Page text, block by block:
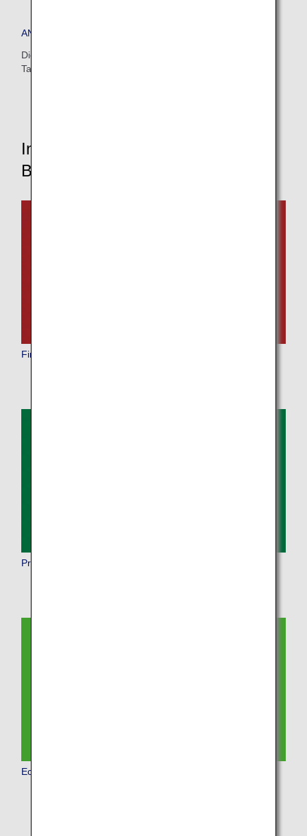
ANA Wi-Fi-Service
Dieser Service bietet Internetzugang auf Smartphones,
Tablets und Laptops.
Informationen zu Flugzeugen und
Bordservices
First Class
Premium Economy
Economy Class